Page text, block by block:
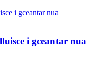
i gceantar nua